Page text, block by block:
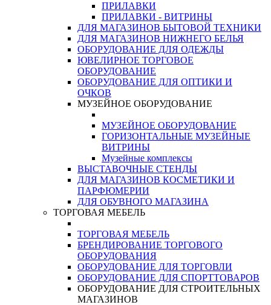
ПРИЛАВКИ
ПРИЛАВКИ - ВИТРИНЫ
ДЛЯ МАГАЗИНОВ БЫТОВОЙ ТЕХНИКИ
ДЛЯ МАГАЗИНОВ НИЖНЕГО БЕЛЬЯ
ОБОРУДОВАНИЕ ДЛЯ ОДЕЖДЫ
ЮВЕЛИРНОЕ ТОРГОВОЕ
ОБОРУДОВАНИЕ
ОБОРУДОВАНИЕ ДЛЯ ОПТИКИ И
ОЧКОВ
МУЗЕЙНОЕ ОБОРУДОВАНИЕ
МУЗЕЙНОЕ ОБОРУДОВАНИЕ
ГОРИЗОНТАЛЬНЫЕ МУЗЕЙНЫЕ
ВИТРИНЫ
Музейные комплексы
ВЫСТАВОЧНЫЕ СТЕНДЫ
ДЛЯ МАГАЗИНОВ КОСМЕТИКИ И
ПАРФЮМЕРИИ
ДЛЯ ОБУВНОГО МАГАЗИНА
ТОРГОВАЯ МЕБЕЛЬ
ТОРГОВАЯ МЕБЕЛЬ
БРЕНДИРОВАНИЕ ТОРГОВОГО
ОБОРУДОВАНИЯ
ОБОРУДОВАНИЕ ДЛЯ ТОРГОВЛИ
ОБОРУДОВАНИЕ ДЛЯ СПОРТТОВАРОВ
ОБОРУДОВАНИЕ ДЛЯ СТРОИТЕЛЬНЫХ
МАГАЗИНОВ